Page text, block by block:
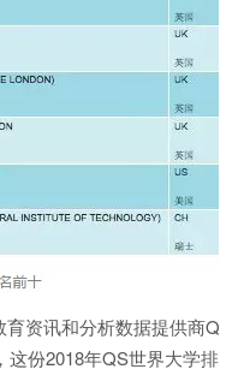
资讯和分析数据提供商Q
这份2018年QS世界大学排